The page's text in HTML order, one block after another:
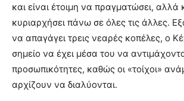
και είναι έτοιμη να πραγματώσει, αλλά
κυριαρχήσει πάνω σε όλες τις άλλες.
να απαγάγει τρεις νεαρές κοπέλες, ο
σημείο να έχει μέσα του να
προσωπικότητες, καθώς οι «τοίχοι»
αρχίζουν να διαλύονται.